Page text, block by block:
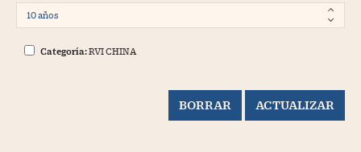
Categoría:RVI CHINA